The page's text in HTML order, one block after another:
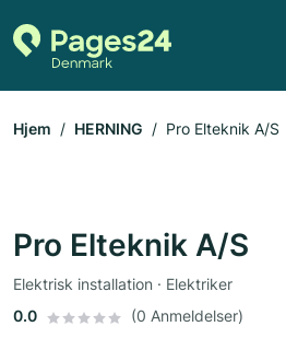
Hjem HERNING Pro Elteknik A/S
Pro Elteknik A/S
Elektrisk installation · Elektriker
0.0
(0 Anmeldelser)